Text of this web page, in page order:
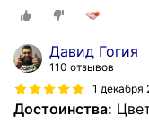
Давид Гогия
110 отзывов
1 декабря
Достоинства: